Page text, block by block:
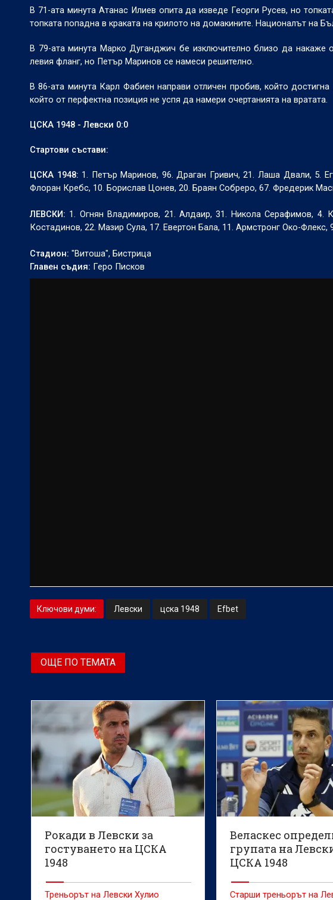
В 71-ата минута Атанас Илиев опита да изведе Георги Русев, но
топката попадна в краката на крилото на домакините. Националът на
В 79-ата минута Марко Дуганджич бе изключително близо да накаже
левия фланг, но Петър Маринов се намеси решително.
В 86-ата минута Карл Фабиен направи отличен пробив, който
който от перфектна позиция не успя да намери очертанията на вратата.
ЦСКА 1948 - Левски 0:0
Стартови състави:
ЦСКА 1948: 1. Петър Маринов, 96. Драган Гривич, 21. Лаша Двали, 5.
Флоран Кребс, 10. Борислав Цонев, 20. Браян Собреро, 67. Фредерик
ЛЕВСКИ: 1. Огнян Владимиров, 21. Алдаир, 31. Никола Серафимов, 4.
Костадинов, 22. Мазир Сула, 17. Евертон Бала, 11. Армстронг Око-Флекс,
Стадион: "Витоша", Бистрица
Главен съдия: Геро Писков
Ключови думи: Левски цска 1948 Efbet
ОЩЕ ПО ТЕМАТА
Рокади в Левски за
гостуването на ЦСКА
1948
Треньорът на Левски Хулио
Веласкес
групата на
ЦСКА 1948
Старши треньорът на